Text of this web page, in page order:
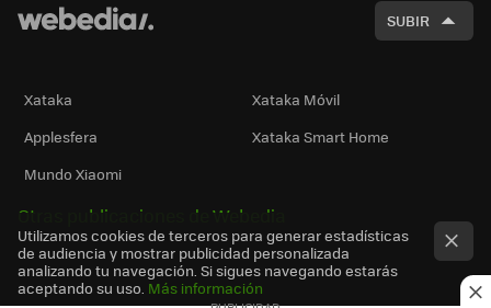
SUBIR
Xataka
Xataka Móvil
Applesfera
Xataka Smart Home
Mundo Xiaomi
Otras publicaciones de Webedia
Utilizamos cookies de terceros para generar estadísticas
de audiencia y mostrar publicidad personalizada
analizando tu navegación. Si sigues navegando estarás
aceptando su uso. Más información